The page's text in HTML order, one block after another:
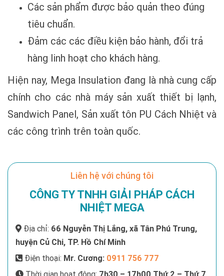
Các sản phẩm được bảo quản theo đúng
tiêu chuẩn.
Đảm các các điều kiện bảo hành, đổi trả
hàng linh hoạt cho khách hàng.
Hiện nay, Mega Insulation đang là nhà cung cấp
chính cho các nhà máy sản xuất thiết bị lạnh,
Sandwich Panel, Sản xuất tôn PU Cách Nhiệt và
các công trình trên toàn quốc.
Liên hệ với chúng tôi
CÔNG TY TNHH GIẢI PHÁP CÁCH
NHIỆT MEGA
Địa chỉ: 66 Nguyễn Thị Lắng, xã Tân Phú Trung,
huyện Củ Chi, TP. Hồ Chí Minh
Điện thoại: Mr. Cương: 0911 756 777